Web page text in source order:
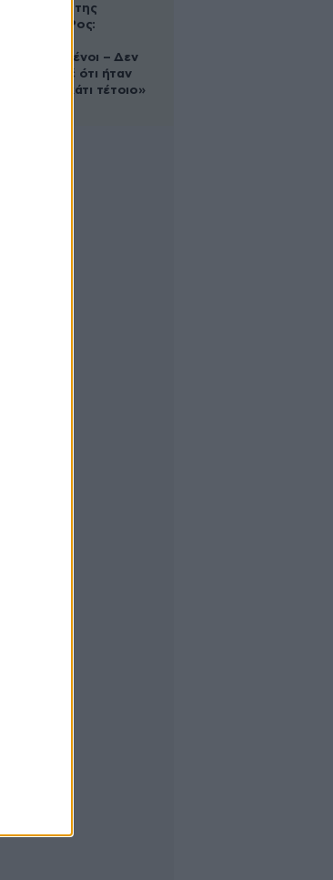
δολοφονία της
Ελίζαμπεθ Ρος:
συντετριμμένοι – Δεν
έδειξε ποτέ ότι ήταν
ικανός για κάτι τέτοιο»